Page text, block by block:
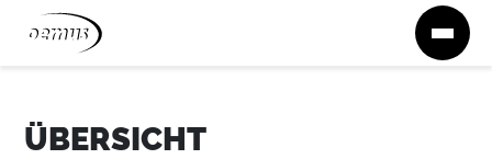
Zum Inhalt springen
ÜBERSICHT